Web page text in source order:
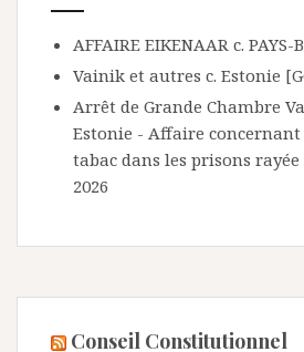
AFFAIRE EIKENAAR c. PAYS-
Vainik et autres c. Estonie
Arrêt de Grande Chambre
Estonie - Affaire
tabac dans les prisons
2026
Conseil Constitutionnel